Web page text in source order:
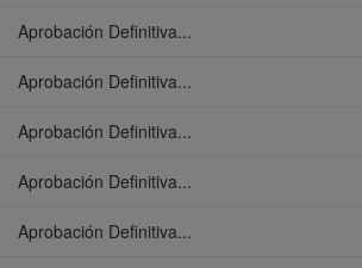
Aprobación Definitiva...
Aprobación Definitiva...
Aprobación Definitiva...
Aprobación Definitiva...
Aprobación Definitiva...